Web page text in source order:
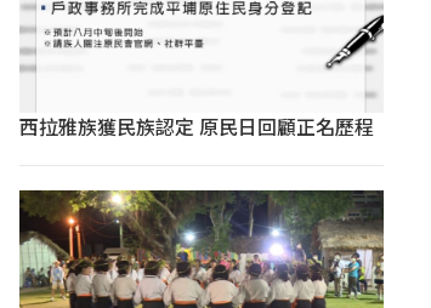
西拉雅族獲民族認定 原民日回顧正名歷程